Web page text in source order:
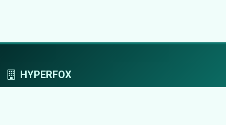
HYPERFOX